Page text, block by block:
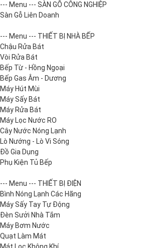
--- Menu --- SÀN GỖ CÔNG NGHIỆP
Sàn Gỗ Liên Doanh
--- Menu --- THIẾT BỊ NHÀ BẾP
Chậu Rửa Bát
Vòi Rửa Bát
Bếp Từ - Hồng Ngoại
Bếp Gas Âm - Dương
Máy Hút Mùi
Máy Sấy Bát
Máy Rửa Bát
Máy Lọc Nước RO
Cây Nước Nóng Lạnh
Lò Nướng - Lò Vi Sóng
Đồ Gia Dụng
Phụ Kiện Tủ Bếp
--- Menu --- THIẾT BỊ ĐIỆN
Bình Nóng Lạnh Các Hãng
Máy Sấy Tay Tự Động
Đèn Sưởi Nhà Tắm
Máy Bơm Nước
Quạt Làm Mát